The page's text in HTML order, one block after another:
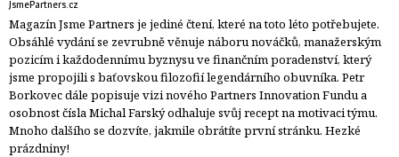
JsmePartners.cz
Magazín Jsme Partners je jediné čtení, které na toto léto potřebujete.
Obsáhlé vydání se zevrubně věnuje náboru nováčků, manažerským
pozicím i každodennímu byznysu ve finančním poradenství, který
jsme propojili s baťovskou filozofií legendárního obuvníka. Petr
Borkovec dále popisuje vizi nového Partners Innovation Fundu a
osobnost čísla Michal Farský odhaluje svůj recept na motivaci týmu.
Mnoho dalšího se dozvíte, jakmile obrátíte první stránku. Hezké
prázdniny!